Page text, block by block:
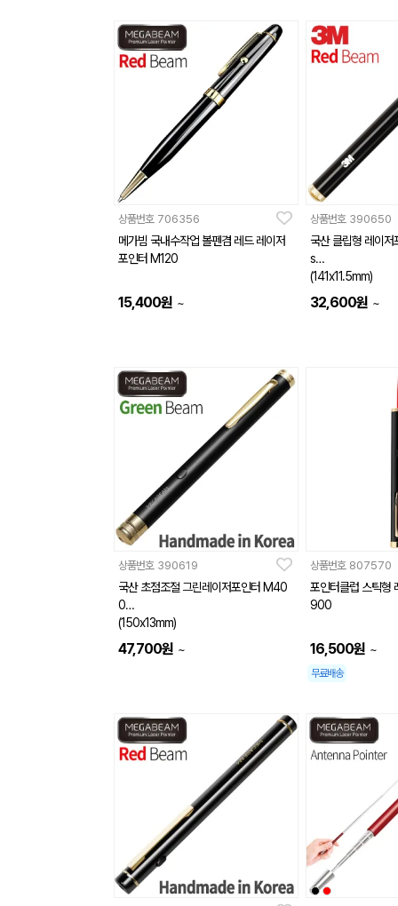
상품번호 706356
메가빔 국내수작업 볼펜겸 레드 레이저
포인터 M120
15,400원 ~
상품번호 390650
국산 클립형 레이
s
(141x11.5mm)
32,600원 ~
상품번호 390619
국산 초점조절 그린레이저포인터 M40
0
(150x13mm)
47,700원 ~
상품번호 807570
포인터클럽 스틱형
900
16,500원 ~
무료배송